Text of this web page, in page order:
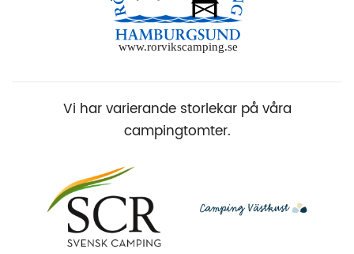
Vi har varierande storlekar på våra
campingtomter.